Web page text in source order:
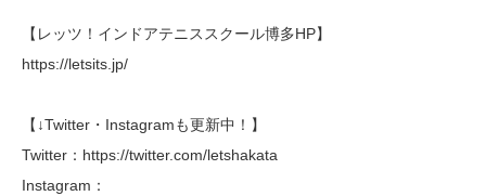
【レッツ！インドアテニススクール博多HP】
https://letsits.jp/
【↓Twitter・Instagramも更新中！】
Twitter：https://twitter.com/letshakata
Instagram：